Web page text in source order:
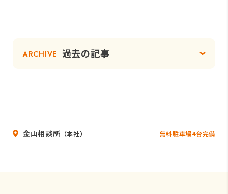
ARCHIVE 過去の記事
金山相談所 （本社） 無料駐車場4台完備